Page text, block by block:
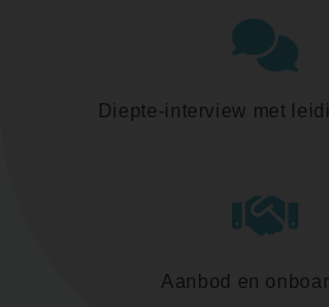
Diepte-interview met
Aanbod en